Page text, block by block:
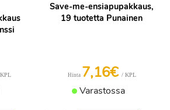
Save-me-ensiapupakkaus,
19 tuotetta Punainen
Hinta 7,16€ / KPL
Varastossa